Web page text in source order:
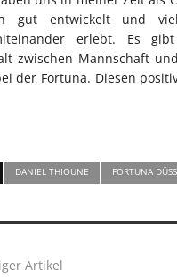
gut entwickelt und
erlebt. Es
zwischen Mannschaft
der Fortuna. Diesen
DANIEL THIOUNE FORTUNA
Artikel